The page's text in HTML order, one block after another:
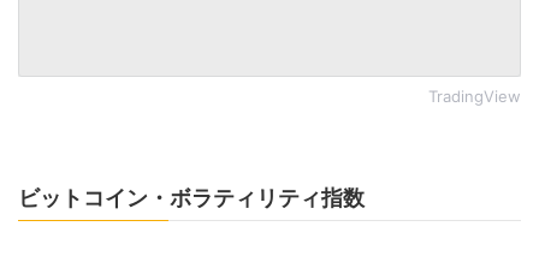
TradingView
ビットコイン・ボラティリティ指数